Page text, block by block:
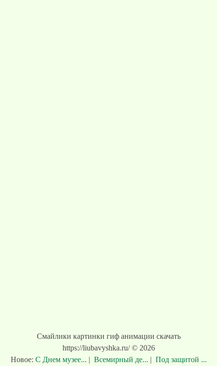
Смайлики картинки гиф анимации скачать
https://liubavyshka.ru/ © 2026
Новое: С Днем музее... | Всемирный де... | Под защитой ...